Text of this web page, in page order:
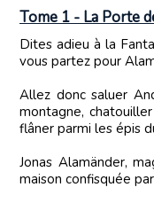
Tome 1 - La Porte
Dites adieu à la Fantasy que vous connaissez ! Aujourd’hui,
vous partez pour
Allez donc saluer
montagne,
flâner parmi les épis
Jonas Alamänder,
maison confisquée